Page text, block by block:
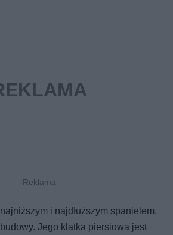
i najdłuższym spanielem,
Jego klatka piersiowa jest